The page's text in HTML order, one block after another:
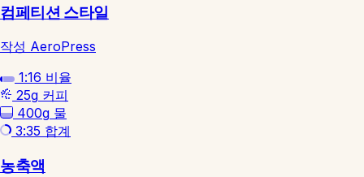
컴페티션 스타일
작성 AeroPress
1:16 비율
25g 커피
400g 물
3:35 합계
농축액